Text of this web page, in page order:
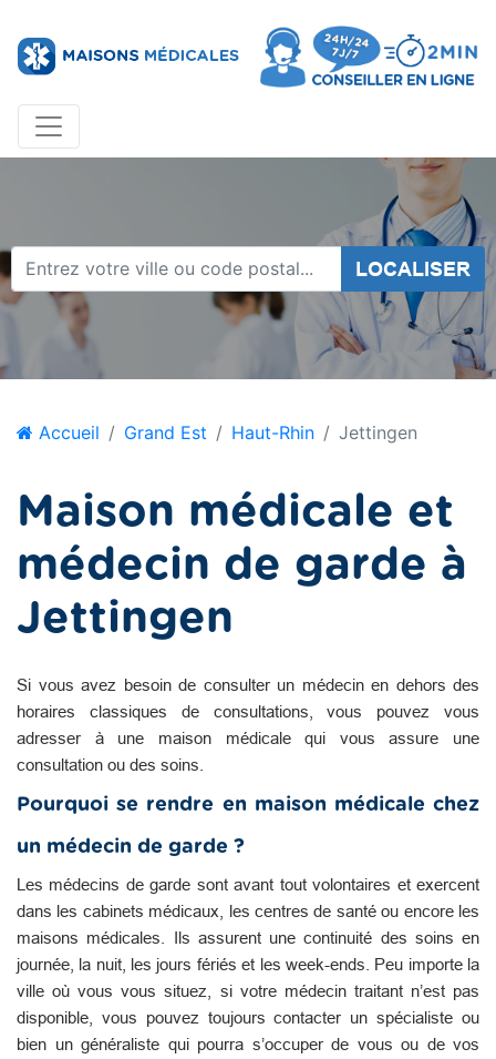
LOCALISER
Accueil Grand Est Haut-Rhin Jettingen
Maison médicale et
médecin de garde à
Jettingen
Si vous avez besoin de consulter un médecin en dehors des
horaires classiques de consultations, vous pouvez vous
adresser à une maison médicale qui vous assure une
consultation ou des soins.
Pourquoi se rendre en maison médicale chez
un médecin de garde ?
Les médecins de garde sont avant tout volontaires et exercent
dans les cabinets médicaux, les centres de santé ou encore les
maisons médicales. Ils assurent une continuité des soins en
journée, la nuit, les jours fériés et les week-ends. Peu importe la
ville où vous vous situez, si votre médecin traitant n’est pas
disponible, vous pouvez toujours contacter un spécialiste ou
bien un généraliste qui pourra s’occuper de vous ou de vos